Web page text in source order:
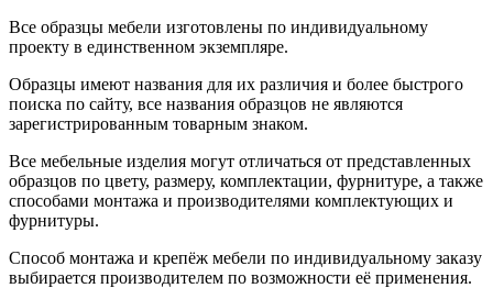
Все образцы мебели изготовлены по индивидуальному
проекту в единственном экземпляре.
Образцы имеют названия для их различия и более быстрого
поиска по сайту, все названия образцов не являются
зарегистрированным товарным знаком.
Все мебельные изделия могут отличаться от представленных
образцов по цвету, размеру, комплектации, фурнитуре, а также
способами монтажа и производителями комплектующих и
фурнитуры.
Способ монтажа и крепёж мебели по индивидуальному заказу
выбирается производителем по возможности её применения.